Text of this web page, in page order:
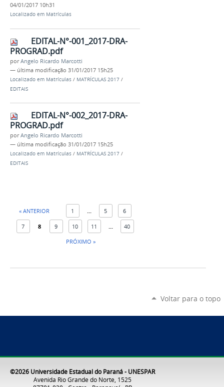
04/01/2017 10h31
Localizado em Matrículas
EDITAL-N°-001_2017-DRA-
PROGRAD.pdf
porAngelo Ricardo Marcotti
— última modificação 31/01/2017 15h25
Localizado em Matrículas / MATRÍCULAS 2017 /
EDITAIS
EDITAL-N°-002_2017-DRA-
PROGRAD.pdf
porAngelo Ricardo Marcotti
— última modificação 31/01/2017 15h25
Localizado em Matrículas / MATRÍCULAS 2017 /
EDITAIS
« ANTERIOR 1 ... 5 6
7 8 9 10 11 ...
40
PRÓXIMO »
Voltar para o topo
©2026 Universidade Estadual do Paraná - UNESPAR
Avenida Rio Grande do Norte, 1525